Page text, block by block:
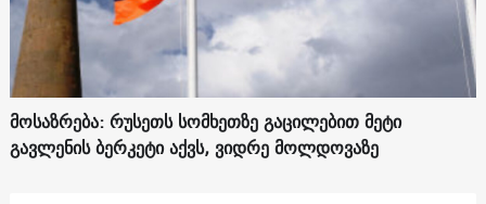
მოსაზრება: რუსეთს სომხეთზე გაცილებით მეტი
გავლენის ბერკეტი აქვს, ვიდრე მოლდოვაზე